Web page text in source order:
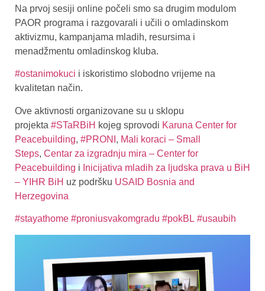
Na prvoj sesiji online počeli smo sa drugim modulom
PAOR programa i razgovarali i učili o omladinskom
aktivizmu, kampanjama mladih, resursima i
menadžmentu omladinskog kluba.
#ostanimokuci i iskoristimo slobodno vrijeme na
kvalitetan način.
Ove aktivnosti organizovane su u sklopu
projekta #STaRBiH kojeg sprovodi Karuna Center for
Peacebuilding, #PRONI , Mali koraci – Small
Steps, Centar za izgradnju mira – Center for
Peacebuilding i Inicijativa mladih za ljudska prava u BiH
– YIHR BiH uz podršku USAID Bosnia and
Herzegovina
#stayathome #proniusvakomgradu #pokBL #usaubih